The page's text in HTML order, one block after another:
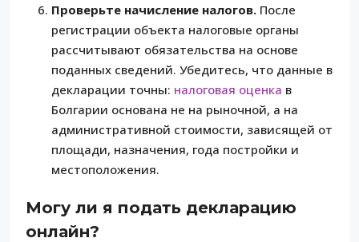
Проверьте начисление налогов. После
регистрации объекта налоговые органы
рассчитывают обязательства на основе
поданных сведений. Убедитесь, что данные в
декларации точны: налоговая оценка в
Болгарии основана не на рыночной, а на
административной стоимости, зависящей от
площади, назначения, года постройки и
местоположения.
Могу ли я подать декларацию
онлайн?